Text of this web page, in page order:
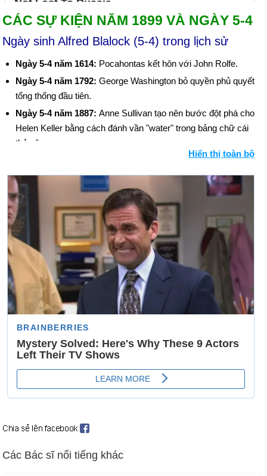
CÁC SỰ KIỆN NĂM 1899 VÀ NGÀY 5-4
Ngày sinh Alfred Blalock (5-4) trong lịch sử
Ngày 5-4 năm 1614: Pocahontas kết hôn với John Rolfe.
Ngày 5-4 năm 1792: George Washington bỏ quyền phủ quyết
tổng thống đầu tiên.
Ngày 5-4 năm 1887: Anne Sullivan tạo nên bước đột phá cho
Helen Keller bằng cách đánh vần "water" trong bảng chữ cái
thủ công.
Julius và Ethel Rosenberg bị kết án tử
hình vì đã cung cấp bí mật nguyên tử cho người Nga.
Ngày 5-4 năm 1955:Winston Churchill từ chức thủ tướng
Anh.
Ngày 5-4 năm 1971:
Fran Phipps người Canada đã trở thành
người phụ nữ đầu tiên đến được Bắc Cực.
Ngày 5-4 năm 1999: Libya đã đưa ra hai nghi phạm trong vụ
đánh bom Pan Am ở Lockerbie, Scotland.
Hiển thị toàn bộ
Các Bác sĩ nổi tiếng khác